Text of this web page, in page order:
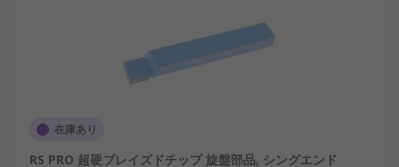
在庫あり
RS PRO 超硬ブレイズドチップ 旋盤部品, シングエンド